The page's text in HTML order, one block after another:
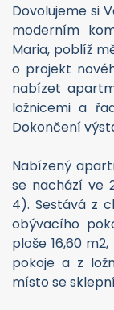
Dovolujeme si
moderním
Maria, poblíž
o projekt
nabízet
ložnicemi a
Dokončení
Nabízený
se nachází ve
4). Sestává z
obývacího
ploše 16,60
pokoje a z
místo se